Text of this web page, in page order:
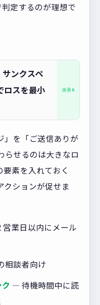
定するのが理想で
ンクスペ
ロスを最小
」を「ご送信ありが
らせるのは大きなロ
素を入れておく
クションが促せま
業日以内にメール
相談者向け
— 待機時間中に読